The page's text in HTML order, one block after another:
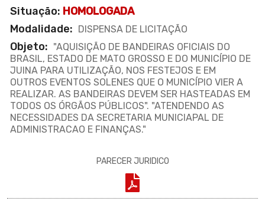
Situação: HOMOLOGADA
Modalidade: DISPENSA DE LICITAÇÃO
Objeto: "AQUISIÇÃO DE BANDEIRAS OFICIAIS DO
BRASIL, ESTADO DE MATO GROSSO E DO MUNICÍPIO DE
JUINA PARA UTILIZAÇÃO, NOS FESTEJOS E EM
OUTROS EVENTOS SOLENES QUE O MUNICÍPIO VIER A
REALIZAR. AS BANDEIRAS DEVEM SER HASTEADAS EM
TODOS OS ÓRGÃOS PÚBLICOS". "ATENDENDO AS
NECESSIDADES DA SECRETARIA MUNICIAPAL DE
ADMINISTRACAO E FINANÇAS."
PARECER JURIDICO